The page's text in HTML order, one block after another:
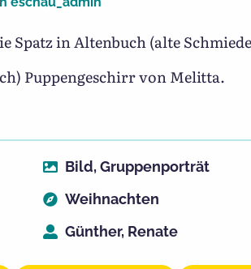
Spatz in Altenbuch (alte
Puppengeschirr von Melitta.
Bild,Gruppenporträt
Weihnachten
Günther, Renate